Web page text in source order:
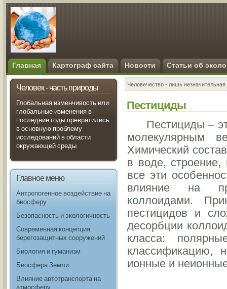
Главная Картограф сайта Новости Статьи об
Человек - часть природы
Глобальная изменчивость или
глобальные изменения в
последние годы превратились
в основную проблему
исследований в области
окружающей среды
Главное меню
Антропогенное воздействие на
биосферу
Безопасность и экологичность
Современная концепция
берегозащитных сооружений
Биология и гуманизм
Биосфера Земли
Влияние автотранспорта на
атмосферу
Человечество - лишь
Пестициды
Пестициды –
молекулярным
Химический
в воде,
все эти
влияние на
коллоидами.
пестицидов и
десорбции
класса:
классификацию,
ионные и